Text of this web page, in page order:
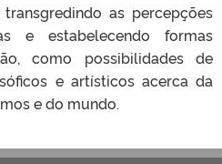
as percepções
e estabelecendo formas
como possibilidades de
e artísticos acerca da
e do mundo.